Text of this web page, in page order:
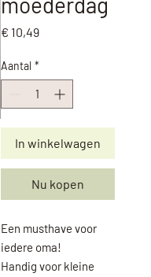
€ 10,49Prijs
Aantal *
In winkelwagen
Nu kopen
Een musthave voor
iedere oma!
Handig voor kleine